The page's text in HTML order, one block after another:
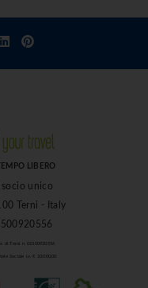
LIBERO
socio unico
Terni - Italy
di Terni n. 01500920556
Sociale i.v. € 10.000,00